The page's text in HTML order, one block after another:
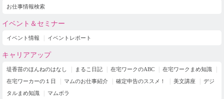
お仕事情報検索
イベント＆セミナー
イベント情報 イベントレポート
キャリアアップ
堤香苗のほんねのはなし まるこ日記 在宅ワークのABC
在宅ワークまめ知識
在宅ワーカーの１日
マムのお仕事紹介 確定申告のススメ！ 美文講座
デジ
タルまめ知識
マムボラ